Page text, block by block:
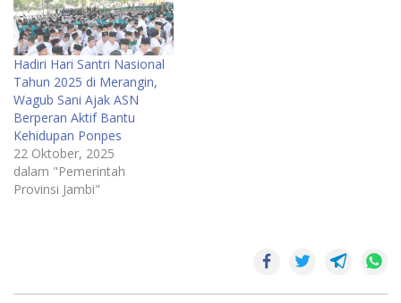
Hadiri Hari Santri Nasional
Tahun 2025 di Merangin,
Wagub Sani Ajak ASN
Berperan Aktif Bantu
Kehidupan Ponpes
22 Oktober, 2025
dalam "Pemerintah
Provinsi Jambi"